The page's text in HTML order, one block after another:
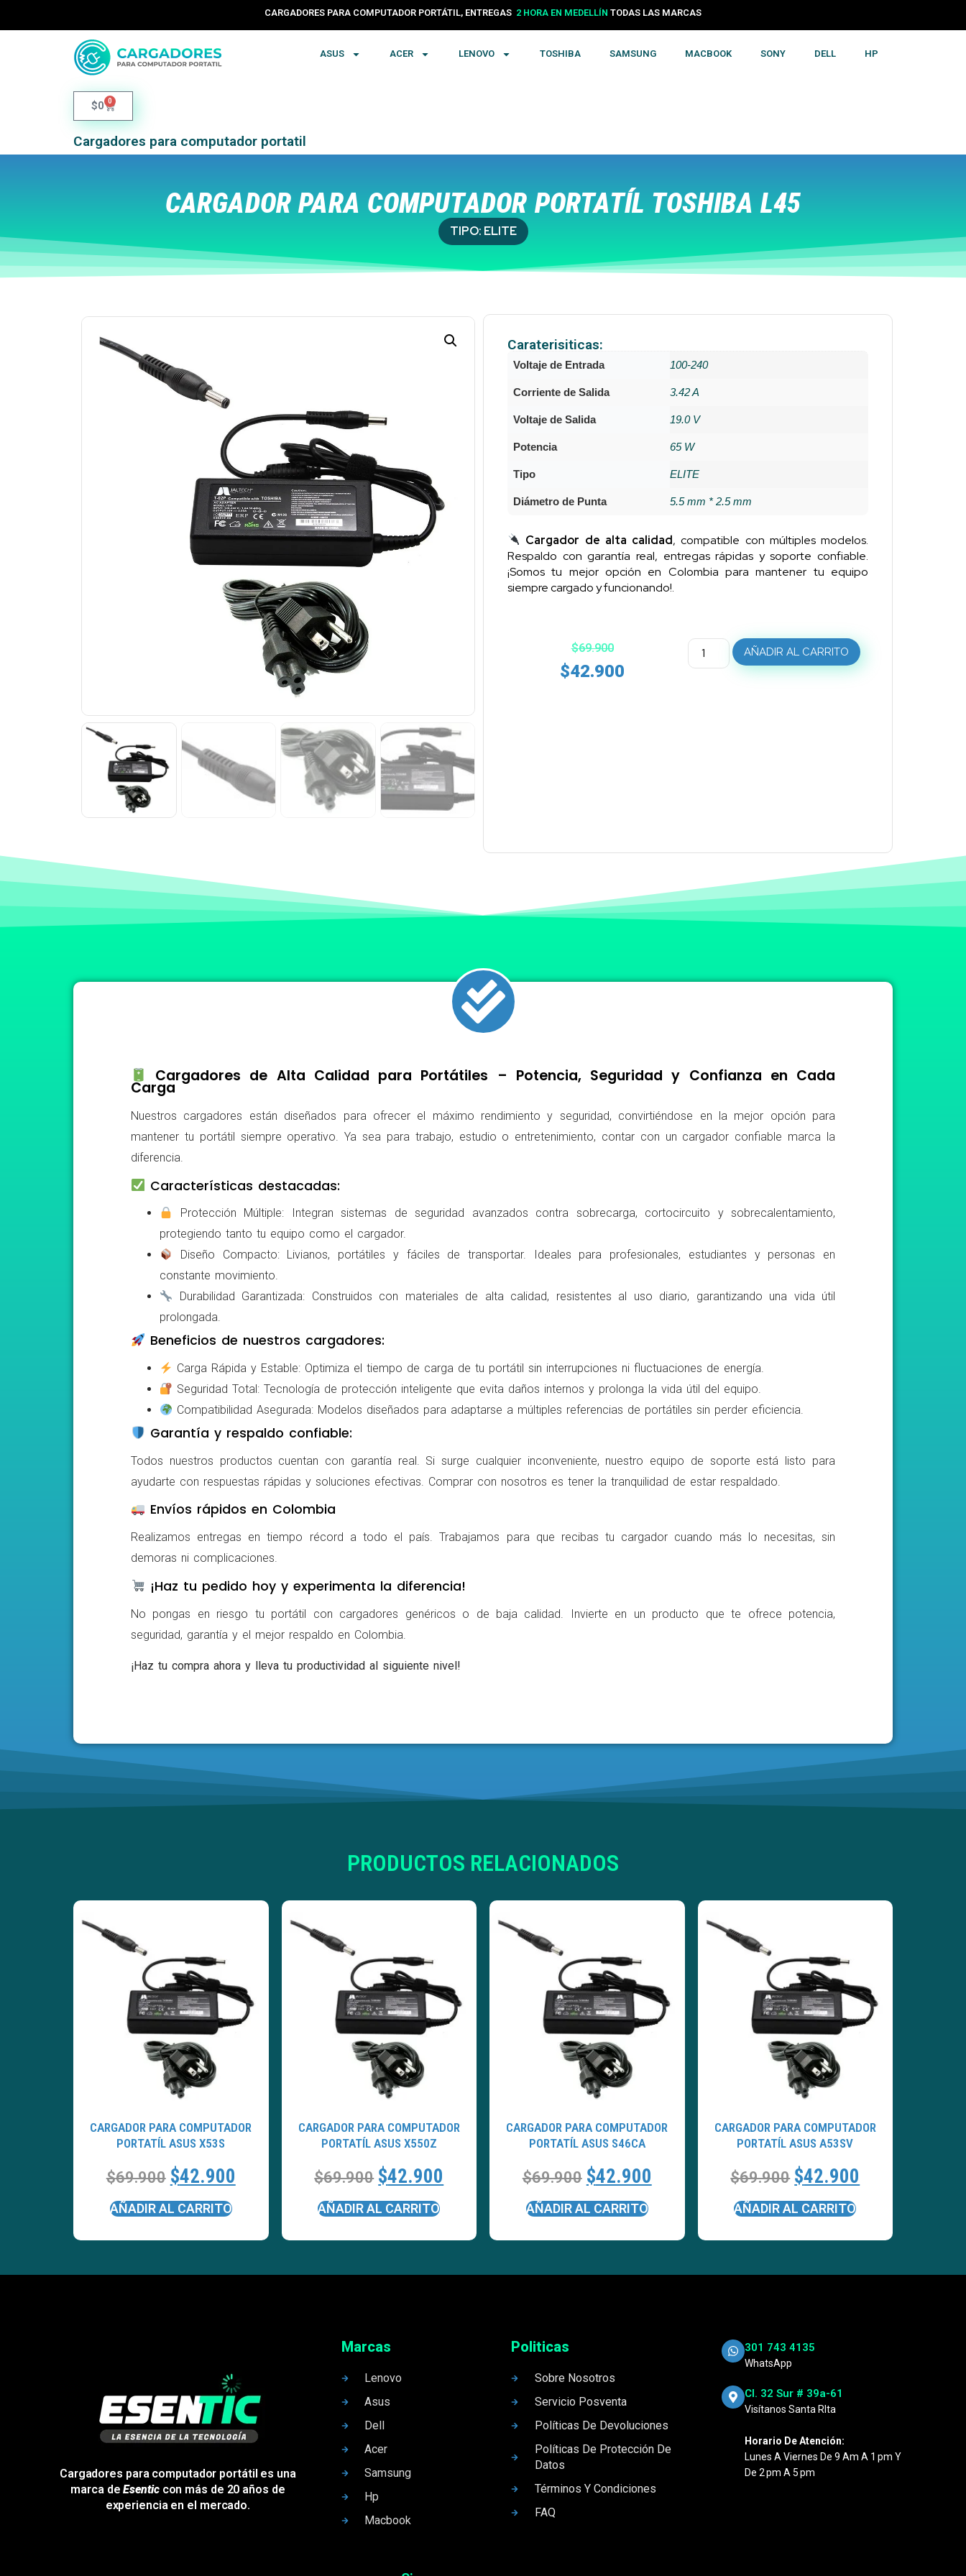
CARGADORES PARA COMPUTADOR PORTÁTIL, ENTREGAS 2 HORA EN MEDELLÍN
24 HORAS EN COLOMBIATODAS LAS MARCAS
ASUS ACER LENOVO TOSHIBA SAMSUNG MACBOOK SONY DELL HP
$0 0
Cargadores para computador portatil
CARGADOR PARA COMPUTADOR PORTATÍL TOSHIBA L45
TIPO: ELITE
Caraterisiticas:
Voltaje de Entrada 100-240
Corriente de Salida 3.42 A
Voltaje de Salida 19.0 V
Potencia 65 W
Tipo ELITE
Diámetro de Punta 5.5 mm * 2.5 mm
Cargador de alta calidad, compatible con múltiples modelos.
Respaldo con garantía real, entregas rápidas y soporte confiable.
¡Somos tu mejor opción en Colombia para mantener tu equipo
siempre cargado y funcionando!.
$69.900
$42.900
AÑADIR AL CARRITO
Cargadores de Alta Calidad para Portátiles – Potencia, Seguridad y Confianza en Cada
Carga
Nuestros cargadores están diseñados para ofrecer el máximo rendimiento y seguridad, convirtiéndose en la mejor opción para
mantener tu portátil siempre operativo. Ya sea para trabajo, estudio o entretenimiento, contar con un cargador confiable marca la
diferencia.
Características destacadas:
Protección Múltiple: Integran sistemas de seguridad avanzados contra sobrecarga, cortocircuito y sobrecalentamiento,
protegiendo tanto tu equipo como el cargador.
Diseño Compacto: Livianos, portátiles y fáciles de transportar. Ideales para profesionales, estudiantes y personas en
constante movimiento.
Durabilidad Garantizada: Construidos con materiales de alta calidad, resistentes al uso diario, garantizando una vida útil
prolongada.
Beneficios de nuestros cargadores:
Carga Rápida y Estable: Optimiza el tiempo de carga de tu portátil sin interrupciones ni fluctuaciones de energía.
Seguridad Total: Tecnología de protección inteligente que evita daños internos y prolonga la vida útil del equipo.
Compatibilidad Asegurada: Modelos diseñados para adaptarse a múltiples referencias de portátiles sin perder eficiencia.
Garantía y respaldo confiable:
Todos nuestros productos cuentan con garantía real. Si surge cualquier inconveniente, nuestro equipo de soporte está listo para
ayudarte con respuestas rápidas y soluciones efectivas. Comprar con nosotros es tener la tranquilidad de estar respaldado.
Envíos rápidos en Colombia
Realizamos entregas en tiempo récord a todo el país. Trabajamos para que recibas tu cargador cuando más lo necesitas, sin
demoras ni complicaciones.
¡Haz tu pedido hoy y experimenta la diferencia!
No pongas en riesgo tu portátil con cargadores genéricos o de baja calidad. Invierte en un producto que te ofrece potencia,
seguridad, garantía y el mejor respaldo en Colombia.
¡Haz tu compra ahora y lleva tu productividad al siguiente nivel!
PRODUCTOS RELACIONADOS
CARGADOR PARA COMPUTADOR
PORTATÍL ASUS X53S
$69.900 $42.900
AÑADIR AL CARRITO
CARGADOR PARA COMPUTADOR
PORTATÍL ASUS X550Z
$69.900 $42.900
AÑADIR AL CARRITO
CARGADOR PARA COMPUTADOR
PORTATÍL ASUS S46CA
$69.900 $42.900
AÑADIR AL CARRITO
CARGADOR PARA COMPUTADOR
PORTATÍL ASUS A53SV
$69.900 $42.900
AÑADIR AL CARRITO
Cargadores para computador portátil es una
marca deEsenticcon más de 20 años de
experiencia en el mercado.
Marcas
Lenovo
Asus
Dell
Acer
Samsung
Hp
Macbook
Politicas
Sobre Nosotros
Servicio Posventa
Políticas De Devoluciones
Políticas De Protección De
Datos
Términos Y Condiciones
FAQ
301 743 4135
WhatsApp
Cl. 32 Sur # 39a-61
Visítanos Santa RIta
Horario De Atención:
Lunes A Viernes De 9 Am A 1 Pm Y
De 2 Pm A 5 Pm